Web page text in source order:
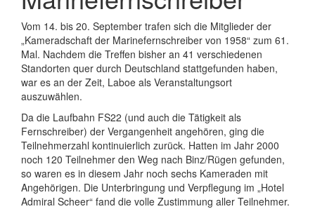
Vom 14. bis 20. September trafen sich die Mitglieder der
„Kameradschaft der Marinefernschreiber von 1958“ zum 61.
Mal. Nachdem die Treffen bisher an 41 verschiedenen
Standorten quer durch Deutschland stattgefunden haben,
war es an der Zeit, Laboe als Veranstaltungsort
auszuwählen.
Da die Laufbahn FS22 (und auch die Tätigkeit als
Fernschreiber) der Vergangenheit angehören, ging die
Teilnehmerzahl kontinuierlich zurück. Hatten im Jahr 2000
noch 120 Teilnehmer den Weg nach Binz/Rügen gefunden,
so waren es in diesem Jahr noch sechs Kameraden mit
Angehörigen. Die Unterbringung und Verpflegung im „Hotel
Admiral Scheer“ fand die volle Zustimmung aller Teilnehmer.